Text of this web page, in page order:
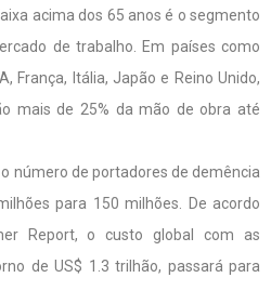
acima dos 65 anos é o segmento
de trabalho. Em países como
França, Itália, Japão e Reino Unido,
mais de 25% da mão de obra até
número de portadores de demência
para 150 milhões. De acordo
Report, o custo global com as
de US$ 1.3 trilhão, passará para